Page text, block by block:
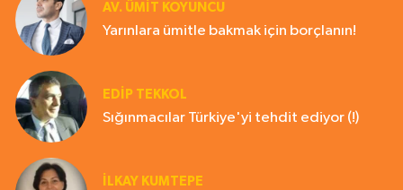
AV. ÜMIT KOYUNCU
Yarınlara ümitle bakmak için borçlanın!
EDIP TEKKOL
Sığınmacılar Türkiye'yi tehdit ediyor (!)
İLKAY KUMTEPE